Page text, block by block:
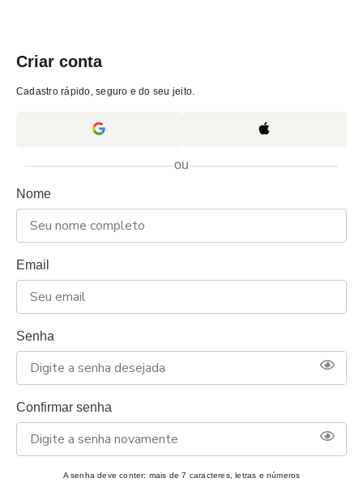
Criar conta
Cadastro rápido, seguro e do seu jeito.
ou
Nome
Email
Senha
Confirmar senha
A senha deve conter: mais de 7 caracteres, letras e números